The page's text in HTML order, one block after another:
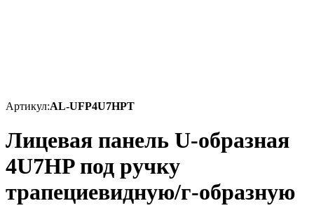
Артикул:AL-UFP4U7HPT
Лицевая панель U-образная
4U7HP под ручку
трапециевидную/г-образную